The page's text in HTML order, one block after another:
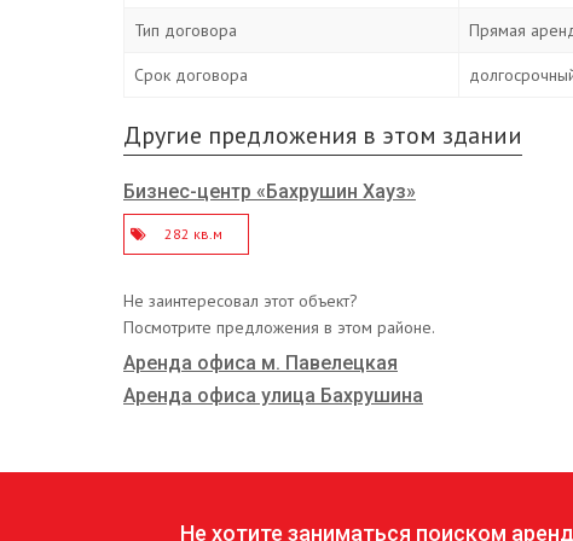
Тип договора Прямая
Срок договора
Другие предложения в этом здании
Бизнес-центр «Бахрушин Хауз»
282 кв.м
Не заинтересовал этот объект?
Посмотрите предложения в этом районе.
Аренда офиса м. Павелецкая
Аренда офиса улица Бахрушина
Не хотите заниматься поиском